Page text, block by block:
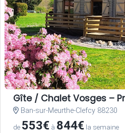
Gîte / Chalet Vosges –
Ban-sur-Meurthe-Clefcy 88230
de 553€ à 844€ la semaine